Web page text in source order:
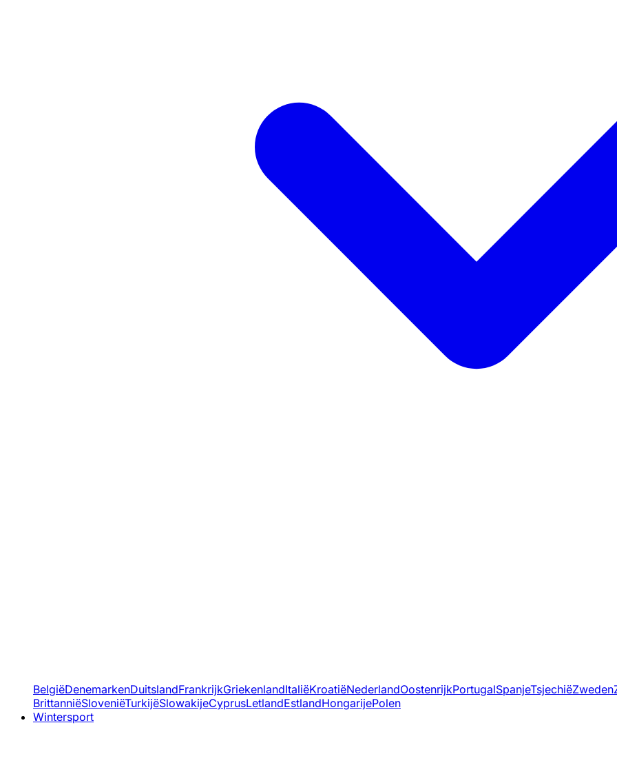
BelgiëDenemarkenDuitslandFrankrijkGriekenlandItaliëKroatiëNederlandOostenrijkPortugalSpanjeTsjechiëZweden
BrittanniëSloveniëTurkijëSlowakijeCyprusLetlandEstlandHongarijePolen
Wintersport